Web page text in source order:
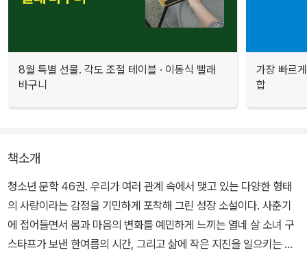
8월 특별 선물. 각도 조절 테이블 · 이동식 빨래
바구니
가장 빠르
합
책소개
청소년 문학 46권. 우리가 여러 관계 속에서 맺고 있는 다양한 형태
의 사랑이라는 감정을 기민하게 포착해 그린 성장 소설이다. 사춘기
에 접어들면서 몸과 마음의 변화를 예민하게 느끼는 열네 살 소녀 구
스타프가 보낸 한여름의 시간, 그리고 삶에 작은 지진을 일으키는 변